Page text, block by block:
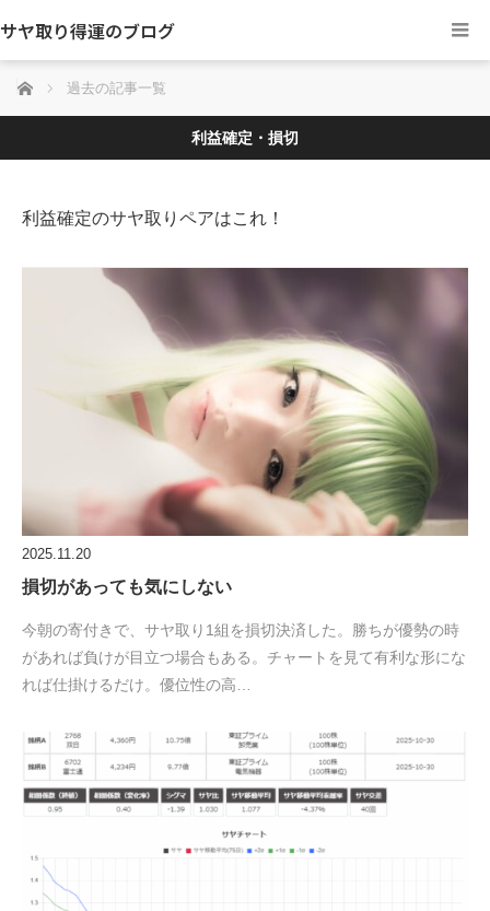
サヤ取り得運のブログ
ホーム 過去の記事一覧
利益確定・損切
利益確定のサヤ取りペアはこれ！
2025.11.20
損切があっても気にしない
今朝の寄付きで、サヤ取り1組を損切決済した。勝ちが優勢の時
があれば負けが目立つ場合もある。チャートを見て有利な形にな
れば仕掛けるだけ。優位性の高…